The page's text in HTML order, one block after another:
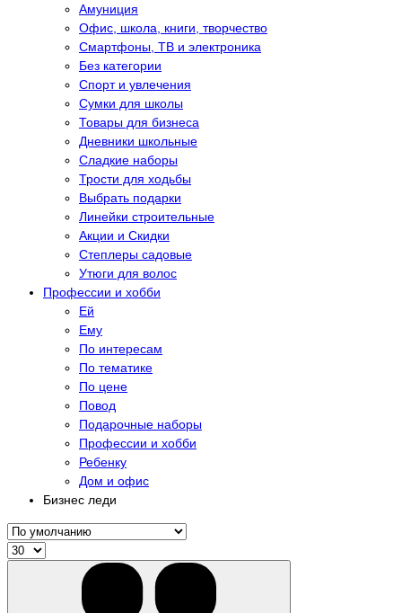
Амуниция
Офис, школа, книги, творчество
Смартфоны, ТВ и электроника
Без категории
Спорт и увлечения
Сумки для школы
Товары для бизнеса
Дневники школьные
Сладкие наборы
Трости для ходьбы
Выбрать подарки
Линейки строительные
Акции и Скидки
Степлеры садовые
Утюги для волос
Профессии и хобби
Eй
Eму
По интересам
По тематике
По цене
Повод
Подарочные наборы
Профессии и хобби
Ребенку
Дом и офис
Бизнес леди